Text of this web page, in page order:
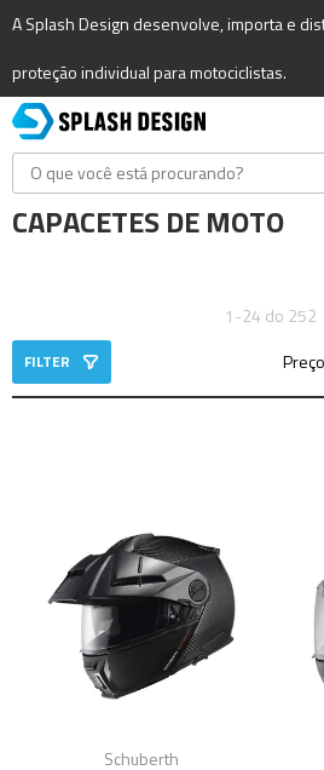
A Splash Design desenvolve, importa e
proteção individual para motociclistas.
CAPACETES DE MOTO
1-24 do 252
FILTER
Schuberth